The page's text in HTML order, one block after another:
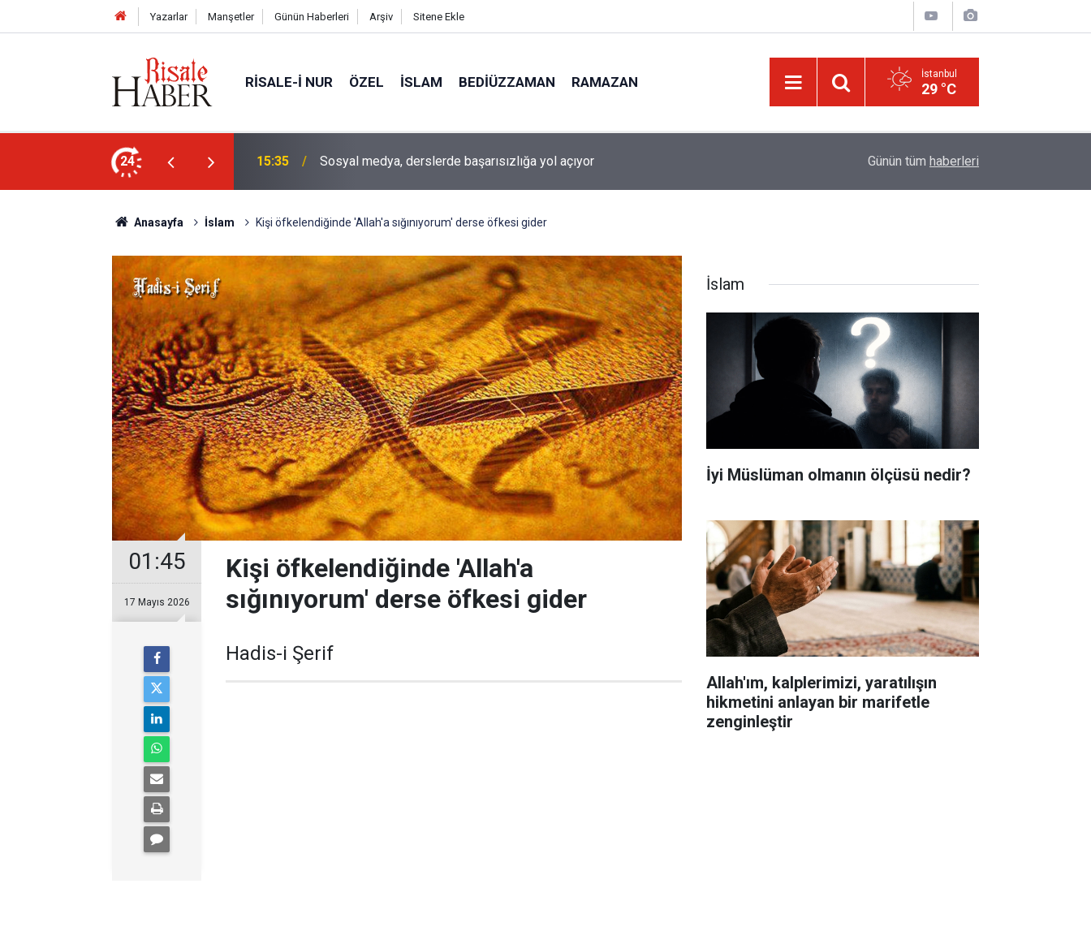
Yazarlar Manşetler Günün Haberleri Arşiv Sitene Ekle
RISALE-I NUR ÖZEL İSLAM BEDIÜZZAMAN RAMAZAN İstanbul
29 °C
24 15:35 Sosyal medya, derslerde başarısızlığa yol açıyor Günün tüm haberleri
Anasayfa İslam Kişi öfkelendiğinde 'Allah'a sığınıyorum' derse öfkesi gider
01:45
17 Mayıs 2026
Kişi öfkelendiğinde 'Allah'a
sığınıyorum' derse öfkesi gider
Hadis-i Şerif
İslam
İyi Müslüman olmanın ölçüsü nedir?
Allah'ım, kalplerimizi, yaratılışın
hikmetini anlayan bir marifetle
zenginleştir